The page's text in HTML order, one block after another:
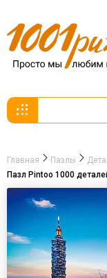
Главная Пазлы
Пазл Pintoo 1000